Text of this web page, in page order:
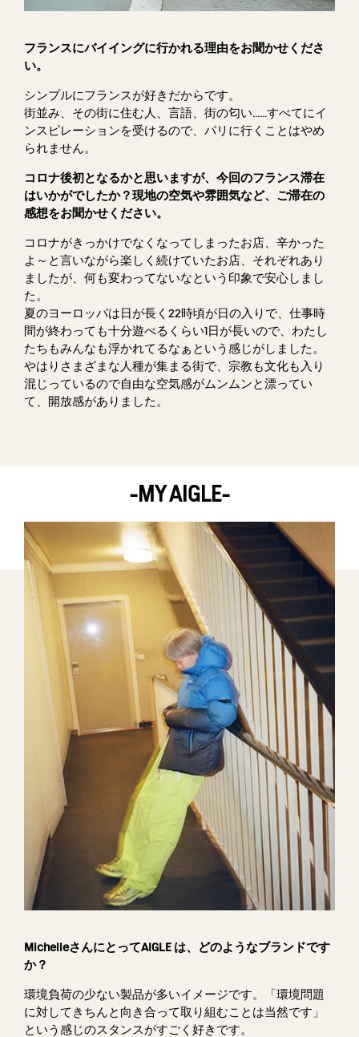
フランスにバイイングに行かれる理由をお聞かせくださ
い。
シンプルにフランスが好きだからです。
街並み、その街に住む人、言語、街の匂い……すべてにイ
ンスピレーションを受けるので、パリに行くことはやめ
られません。
コロナ後初となるかと思いますが、今回のフランス滞在
はいかがでしたか？現地の空気や雰囲気など、ご滞在の
感想をお聞かせください。
コロナがきっかけでなくなってしまったお店、辛かった
よ～と言いながら楽しく続けていたお店、それぞれあり
ましたが、何も変わってないなという印象で安心しまし
た。
夏のヨーロッパは日が長く22時頃が日の入りで、仕事時
間が終わっても十分遊べるくらい1日が長いので、わたし
たちもみんなも浮かれてるなぁという感じがしました。
やはりさまざまな人種が集まる街で、宗教も文化も入り
混じっているので自由な空気感がムンムンと漂ってい
て、開放感がありました。
-MY AIGLE-
MichelleさんにとってAIGLE は、どのようなブランドです
か？
環境負荷の少ない製品が多いイメージです。「環境問題
に対してきちんと向き合って取り組むことは当然です」
という感じのスタンスがすごく好きです。